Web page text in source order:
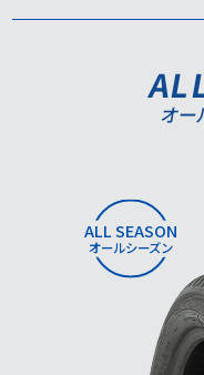
オー
ALL SEASON
オールシーズン